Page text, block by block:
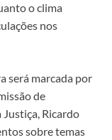
o clima
nos
será marcada por
de
Ricardo
sobre temas